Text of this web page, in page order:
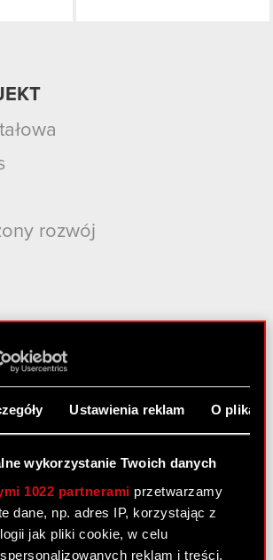
Ustawienia reklam O
wykorzystanie Twoich danych
1022 partnerami przetwarzamy
dane, np. adres IP, korzystając z
jak pliki cookie, w celu
reklam i treści,
rozwój
Dziki Gon
Zabójcy Królów